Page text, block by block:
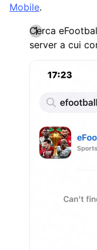
Mobile.
Cerca
server a cui